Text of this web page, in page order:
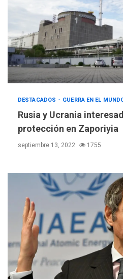
DESTACADOS GUERRA EN EL
Rusia y Ucrania
protección en Zaporiyia
septiembre 13, 2022 1755